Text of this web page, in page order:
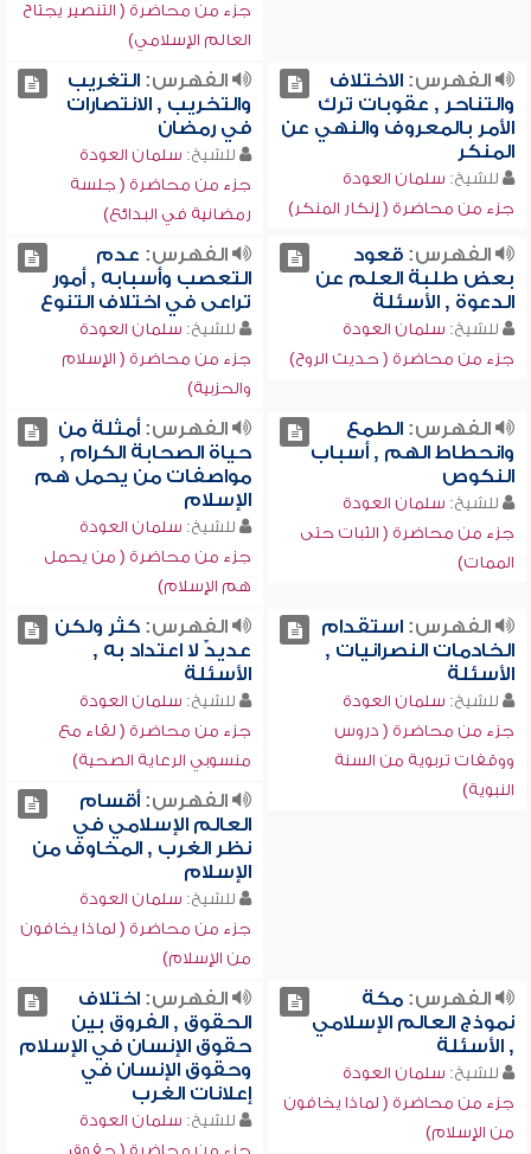
جزء من محاضرة ( التنصير يجتاح
العالم الإسلامي)
الفهرس:الاختلاف
والتناحر , عقوبات ترك
الأمر بالمعروف والنهي عن
المنكر
للشيخ: سلمان العودة
جزء من محاضرة ( إنكار المنكر)
الفهرس:التغريب
والتخريب , الانتصارات
في رمضان
للشيخ: سلمان العودة
جزء من محاضرة ( جلسة
رمضانية في البدائع)
الفهرس:قعود
بعض طلبة العلم عن
الدعوة , الأسئلة
للشيخ: سلمان العودة
جزء من محاضرة ( حديث الروح)
الفهرس: عدم
التعصب وأسبابه , أمور
تراعى في اختلاف التنوع
للشيخ: سلمان العودة
جزء من محاضرة ( الإسلام
والحزبية)
الفهرس:الطمع
وانحطاط الهم , أسباب
النكوص
للشيخ: سلمان العودة
جزء من محاضرة ( الثبات حتى
الممات)
الفهرس:أمثلة من
حياة الصحابة الكرام ,
مواصفات من يحمل هم
الإسلام
للشيخ: سلمان العودة
جزء من محاضرة ( من يحمل
هم الإسلام)
الفهرس:استقدام
الخادمات النصرانيات ,
الأسئلة
للشيخ: سلمان العودة
جزء من محاضرة ( دروس
ووقفات تربوية من السنة
النبوية)
الفهرس:كثر ولكن
عديدٌ لا اعتداد به ,
الأسئلة
للشيخ: سلمان العودة
جزء من محاضرة ( لقاء مع
منسوبي الرعاية الصحية)
الفهرس:أقسام
العالم الإسلامي في
نظر الغرب , المخاوف من
الإسلام
للشيخ: سلمان العودة
جزء من محاضرة ( لماذا يخافون
من الإسلام)
الفهرس:مكة
نموذج العالم الإسلامي
, الأسئلة
للشيخ: سلمان العودة
جزء من محاضرة ( لماذا يخافون
من الإسلام)
الفهرس:اختلاف
الحقوق , الفروق بين
حقوق الإنسان في الإسلام
وحقوق الإنسان في
إعلانات الغرب
للشيخ: سلمان العودة
جزء من محاضرة ( حقوق